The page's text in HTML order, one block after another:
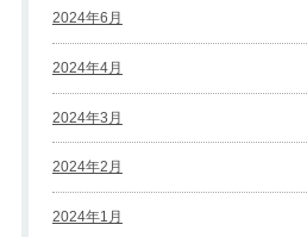
2024年6月
2024年4月
2024年3月
2024年2月
2024年1月